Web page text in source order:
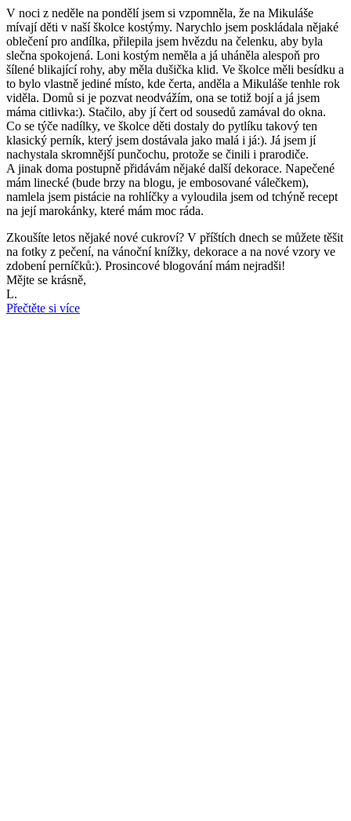
V noci z neděle na pondělí jsem si vzpomněla, že na Mikuláše
mívají děti v naší školce kostýmy. Narychlo jsem poskládala nějaké
oblečení pro andílka, přilepila jsem hvězdu na čelenku, aby byla
slečna spokojená. Loni kostým neměla a já uháněla alespoň pro
šílené blikající rohy, aby měla dušička klid. Ve školce měli besídku a
to bylo vlastně jediné místo, kde čerta, anděla a Mikuláše tenhle rok
viděla. Domů si je pozvat neodvážím, ona se totiž bojí a já jsem
máma citlivka:). Stačilo, aby jí čert od sousedů zamával do okna.
Co se týče nadílky, ve školce děti dostaly do pytlíku takový ten
klasický perník, který jsem dostávala jako malá i já:). Já jsem jí
nachystala skromnější punčochu, protože se činili i prarodiče.
A jinak doma postupně přidávám nějaké další dekorace. Napečené
mám linecké (bude brzy na blogu, je embosované válečkem),
namlela jsem pistácie na rohlíčky a vyloudila jsem od tchýně recept
na její marokánky, které mám moc ráda.
Zkoušíte letos nějaké nové cukroví? V příštích dnech se můžete těšit
na fotky z pečení, na vánoční knížky, dekorace a na nové vzory ve
zdobení perníčků:). Prosincové blogování mám nejradši!
Mějte se krásně,
L.
Přečtěte si více